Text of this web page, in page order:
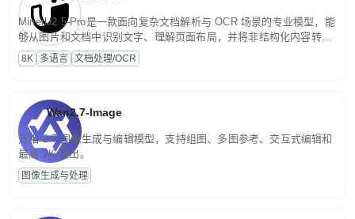
MinerU2.5-Pro是一款面向复杂文档解析与 OCR 场景的专业模型，能
够从图片和文档中识别文字、理解页面布局，并将非结构化内容转换
为便于存储、检索和二次处理的结构化结果。
8K 多语言 文档处理/OCR
Wan2.7-Image
万相 2.7 图像生成与编辑模型，支持组图、多图参考、交互式编辑和
最高 2K 输出。
图像生成与处理